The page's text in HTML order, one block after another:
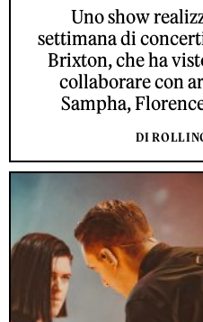
Uno show
settimana di
Brixton, che ha
collaborare con
Sampha,
DI